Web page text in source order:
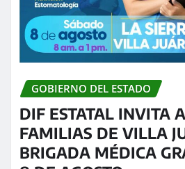
GOBIERNO DEL ESTADO
DIF ESTATAL INVITA
FAMILIAS DE VILLA
BRIGADA MÉDICA